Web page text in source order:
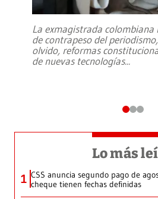
La exmagistrada colombiana
de contrapeso del
olvido, reformas
de nuevas tecnologías...
Lo más
1 CSS anuncia segundo pago de
cheque tienen fechas definidas